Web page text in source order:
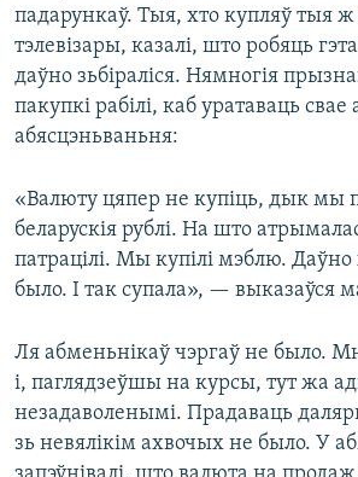
падарункаў. Тыя, хто купляў тыя ж
тэлевізары, казалі, што робяць
даўно зьбіраліся. Нямногія
пакупкі рабілі, каб уратаваць
абясцэньваньня:
«Валюту цяпер не купіць, дык мы
беларускія рублі. На што
патрацілі. Мы купілі мэблю. Даўно
было. І так супала», — выказаўся
Ля абменьнікаў чэргаў не было.
і, паглядзеўшы на курсы, тут жа
незадаволенымі. Прадаваць
зь невялікім ахвочых не было. У